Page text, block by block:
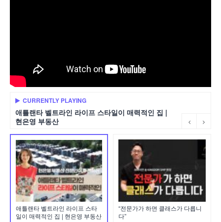
CURRENTLY PLAYING
애틀랜타 벨트라인 라이프 스타일이 매력적인 집 |
현은영 부동산
애틀랜타 벨트라인 라이프 스타
일이 매력적인 집 | 현은영 부동산
“전문가가 하면 클래스가 다릅니
다”